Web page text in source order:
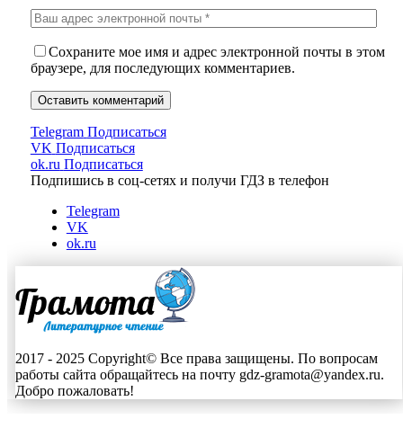
Сохраните мое имя и адрес электронной почты в этом
браузере, для последующих комментариев.
Telegram Подписаться
VK Подписаться
ok.ru Подписаться
Подпишись в соц-сетях и получи ГДЗ в телефон
Telegram
VK
ok.ru
2017 - 2025 Copyright© Все права защищены. По вопросам
работы сайта обращайтесь на почту gdz-gramota@yandex.ru.
Добро пожаловать!